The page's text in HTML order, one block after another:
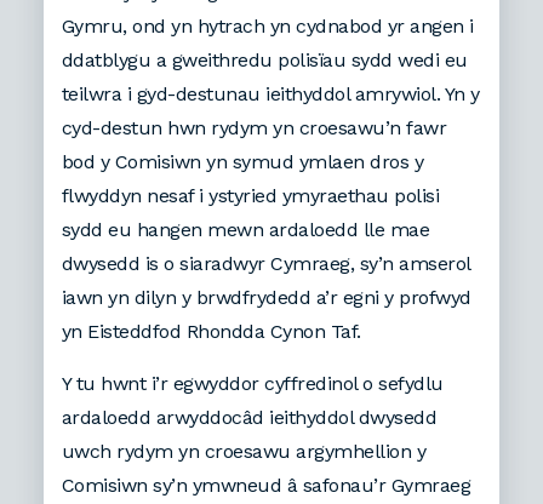
Gymru, ond yn hytrach yn cydnabod yr angen i
ddatblygu a gweithredu polisïau sydd wedi eu
teilwra i gyd-destunau ieithyddol amrywiol. Yn y
cyd-destun hwn rydym yn croesawu’n fawr
bod y Comisiwn yn symud ymlaen dros y
flwyddyn nesaf i ystyried ymyraethau polisi
sydd eu hangen mewn ardaloedd lle mae
dwysedd is o siaradwyr Cymraeg, sy’n amserol
iawn yn dilyn y brwdfrydedd a’r egni y profwyd
yn Eisteddfod Rhondda Cynon Taf.
Y tu hwnt i’r egwyddor cyffredinol o sefydlu
ardaloedd arwyddocâd ieithyddol dwysedd
uwch rydym yn croesawu argymhellion y
Comisiwn sy’n ymwneud â safonau’r Gymraeg